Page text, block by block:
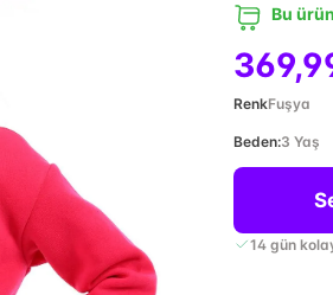
Bu
RenkFuşya
Beden:3 Yaş
14 gün